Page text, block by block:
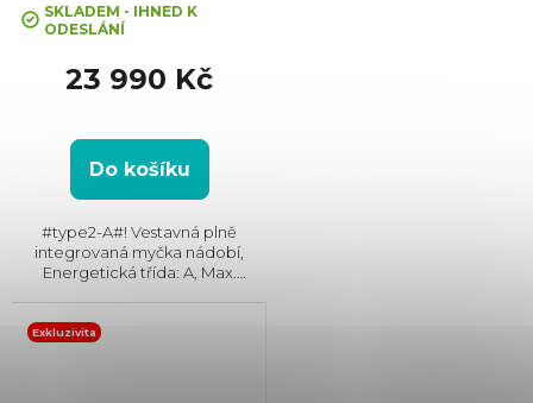
SKLADEM - IHNED K
ODESLÁNÍ
23 990 Kč
Do košíku
#type2-A#! Vestavná plně
integrovaná myčka nádobí,
Energetická třída: A, Max.
nádobí: 14, Počet programů: 8,
Exkluzivita